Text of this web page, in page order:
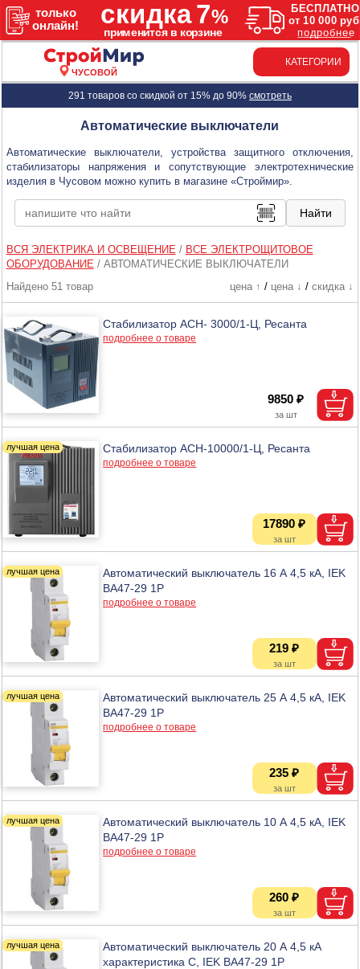
ЧУСОВОЙ
КАТЕГОРИИ
291 товаров со скидкой от 15% до 90% смотреть
Автоматические выключатели
Автоматические выключатели, устройства защитного отключения,
стабилизаторы напряжения и сопутствующие электротехнические
изделия в Чусовом можно купить в магазине «Строймир».
ВСЯ ЭЛЕКТРИКА И ОСВЕЩЕНИЕ / ВСЕ ЭЛЕКТРОЩИТОВОЕ
ОБОРУДОВАНИЕ / АВТОМАТИЧЕСКИЕ ВЫКЛЮЧАТЕЛИ
Найдено 51 товар
цена ↑ / цена ↓ / скидка ↓
Стабилизатор АСН- 3000/1-Ц, Ресанта
подробнее о товаре
9850 ₽
Стабилизатор АСН-10000/1-Ц, Ресанта
подробнее о товаре
17890 ₽
Автоматический выключатель 16 А 4,5 кА, IEK
ВА47-29 1Р
подробнее о товаре
219 ₽
Автоматический выключатель 25 А 4,5 кА, IEK
ВА47-29 1Р
подробнее о товаре
235 ₽
Автоматический выключатель 10 А 4,5 кА, IEK
ВА47-29 1Р
подробнее о товаре
260 ₽
Автоматический выключатель 20 А 4,5 кА
характеристика С, IEK ВА47-29 1Р